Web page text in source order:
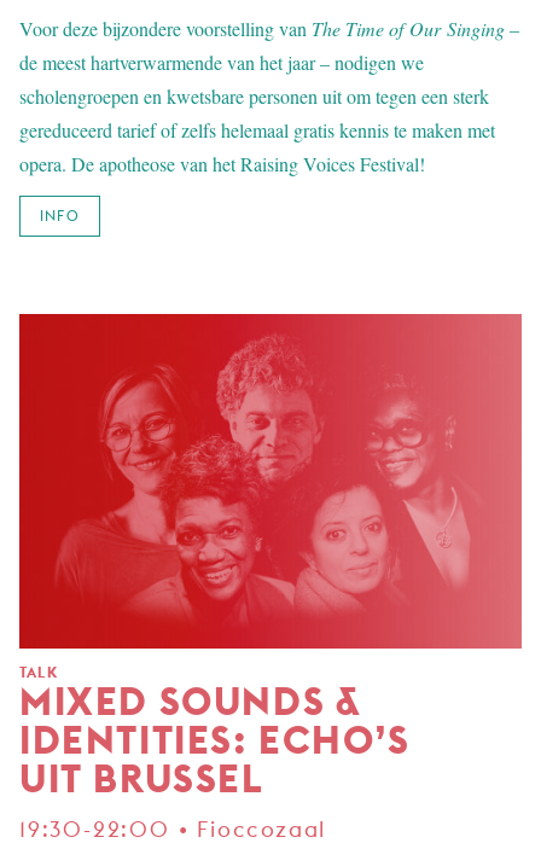
Voor deze bijzondere voorstelling van The Time of Our Singing–
de meest hartverwarmende van het jaar – nodigen we
scholengroepen en kwetsbare personen uit om tegen een sterk
gereduceerd tarief of zelfs helemaal gratis kennis te maken met
opera. De apotheose van het Raising Voices Festival!
INFO
TALK
MIXED SOUNDS &
IDENTITIES: ECHO’S
UIT BRUSSEL
19:30-22:00 • Fioccozaal